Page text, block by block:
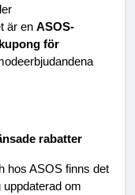
är en ASOS-
för
rabatter
hos ASOS finns det
om